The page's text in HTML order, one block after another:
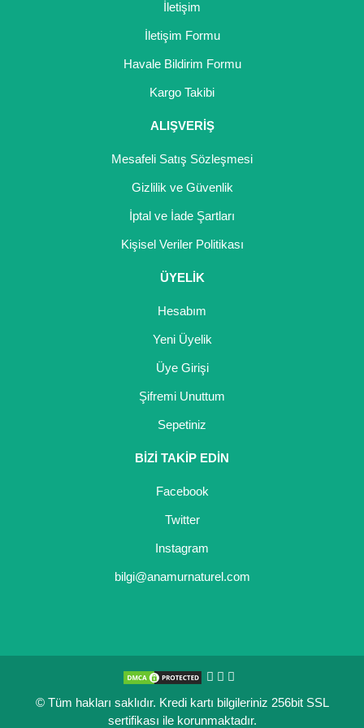
Gönder
İletişim
İletişim Formu
Havale Bildirim Formu
Kargo Takibi
ALIŞVERİŞ
Mesafeli Satış Sözleşmesi
Gizlilik ve Güvenlik
İptal ve İade Şartları
Kişisel Veriler Politikası
ÜYELİK
Hesabım
Yeni Üyelik
Üye Girişi
Şifremi Unuttum
Sepetiniz
BİZİ TAKİP EDİN
Facebook
Twitter
Instagram
bilgi@anamurnaturel.com
© Tüm hakları saklıdır. Kredi kartı bilgileriniz 256bit SSL
sertifikası ile korunmaktadır.